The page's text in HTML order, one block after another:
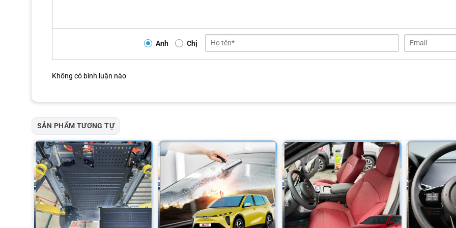
SẢN PHẨM TƯƠNG TỰ
Anh Chị
Không có bình luận nào